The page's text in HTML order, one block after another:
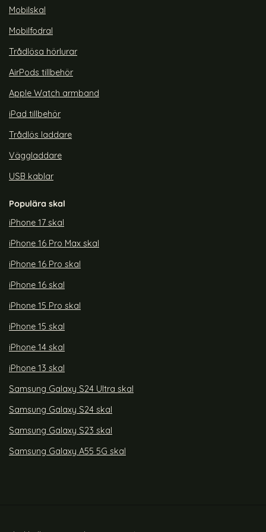
Tillgänglighet:
Lagervara
Mobilskal
Mobilfodral
Trådlösa hörlurar
AirPods tillbehör
Apple Watch armband
iPad tillbehör
Trådlös laddare
Väggladdare
USB kablar
Populära skal
iPhone 17 skal
iPhone 16 Pro Max skal
iPhone 16 Pro skal
iPhone 16 skal
iPhone 15 Pro skal
iPhone 15 skal
iPhone 14 skal
iPhone 13 skal
Samsung Galaxy S24 Ultra skal
Samsung Galaxy S24 skal
Samsung Galaxy S23 skal
Samsung Galaxy A55 5G skal